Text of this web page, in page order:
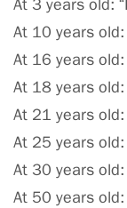
At 10 years old:
At 16 years old:
At 18 years
At 21 years
At 25 years old:
At 30 years
At 50 years